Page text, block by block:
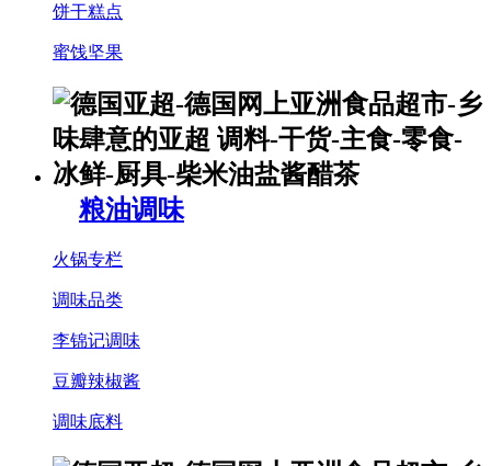
饼干糕点
蜜饯坚果
粮油调味
火锅专栏
调味品类
李锦记调味
豆瓣辣椒酱
调味底料